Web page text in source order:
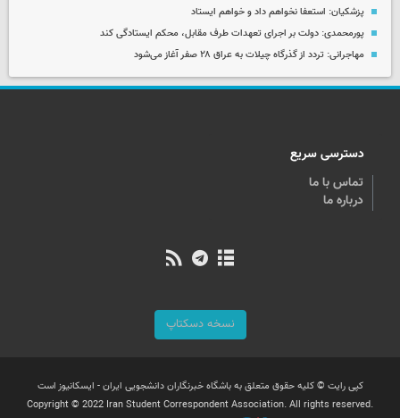
پزشکیان: استعفا نخواهم داد و خواهم ایستاد
پورمحمدی: دولت بر اجرای تعهدات طرف مقابل، محکم ایستادگی کند
مهاجرانی: تردد از گذرگاه چیلات به عراق ۲۸ صفر آغاز می‌شود
دسترسی سریع
تماس با ما
درباره ما
نسخه دسکتاپ
کپی رایت © کلیه حقوق متعلق به باشگاه خبرنگاران دانشجویی ایران - ایسکانیوز است
Copyright © 2022 Iran Student Correspondent Association. All rights reserved.